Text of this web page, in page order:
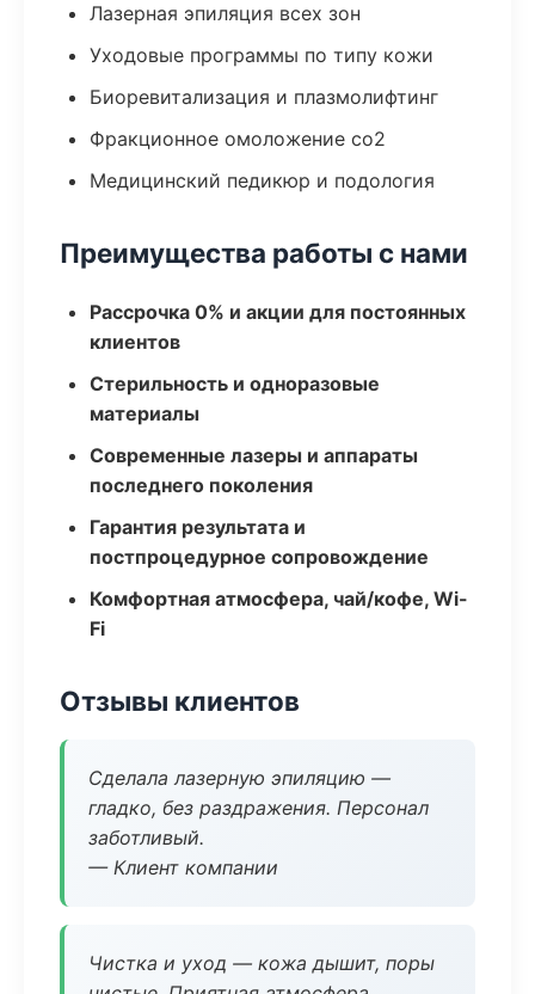
Лазерная эпиляция всех зон
Уходовые программы по типу кожи
Биоревитализация и плазмолифтинг
Фракционное омоложение co2
Медицинский педикюр и подология
Преимущества работы с нами
Рассрочка 0% и акции для постоянных
клиентов
Стерильность и одноразовые
материалы
Современные лазеры и аппараты
последнего поколения
Гарантия результата и
постпроцедурное сопровождение
Комфортная атмосфера, чай/кофе, Wi-
Fi
Отзывы клиентов
Сделала лазерную эпиляцию —
гладко, без раздражения. Персонал
заботливый.
— Клиент компании
Чистка и уход — кожа дышит, поры